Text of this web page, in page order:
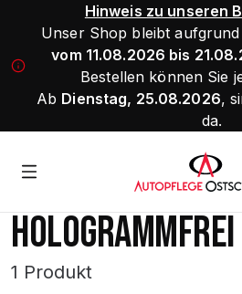
Hinweis zu unseren
Unser Shop bleibt
vom 11.08.2026 bis
Bestellen können Sie
Ab Dienstag, 25.08.2026,
da.
HOLOGRAMMFREI
1 Produkt